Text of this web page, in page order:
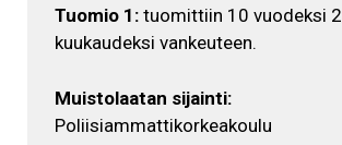
Tuomio 1: tuomittiin 10 vuodeksi 2
kuukaudeksi vankeuteen.
Muistolaatan sijainti:
Poliisiammattikorkeakoulu